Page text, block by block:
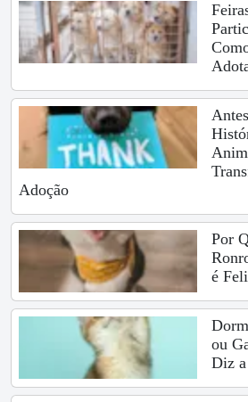
Adoção
Por
é
ou
Diz